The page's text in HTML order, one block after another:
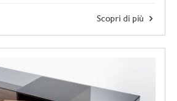
Scopri di più